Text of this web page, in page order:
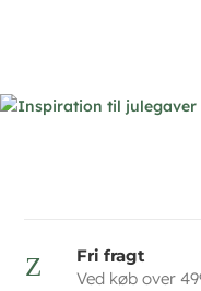
Z
Fri fragt
Ved køb over